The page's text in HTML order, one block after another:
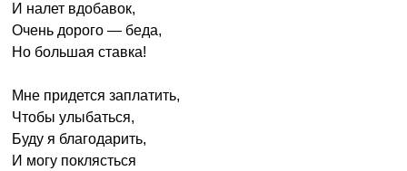
И налет вдобавок,
Очень дорого — беда,
Но большая ставка!
Мне придется заплатить,
Чтобы улыбаться,
Буду я благодарить,
И могу поклясться